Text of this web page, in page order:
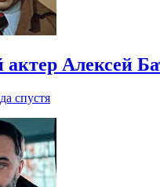
Алексей
спустя